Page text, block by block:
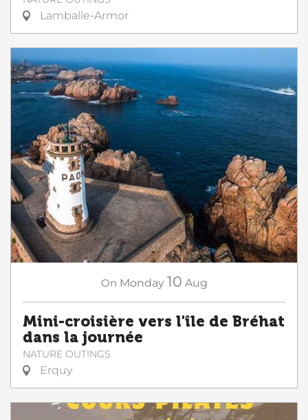
Lamballe-Armor
On Monday 10 Aug
Mini-croisière vers l'île de Bréhat
dans la journée
NATURE OUTINGS
Erquy